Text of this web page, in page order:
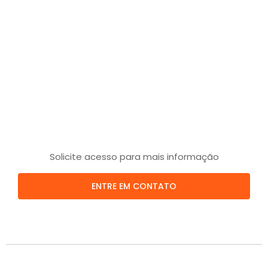
Solicite acesso para mais informação
ENTRE EM CONTATO